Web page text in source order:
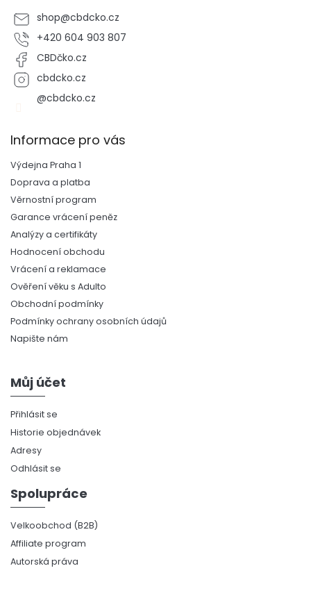
shop@cbdcko.cz
+420 604 903 807
CBDčko.cz
cbdcko.cz
@cbdcko.cz
Informace pro vás
Výdejna Praha 1
Doprava a platba
Věrnostní program
Garance vrácení peněz
Analýzy a certifikáty
Hodnocení obchodu
Vrácení a reklamace
Ověření věku s Adulto
Obchodní podmínky
Podmínky ochrany osobních údajů
Napište nám
Můj účet
Přihlásit se
Historie objednávek
Adresy
Odhlásit se
Spolupráce
Velkoobchod (B2B)
Affiliate program
Autorská práva